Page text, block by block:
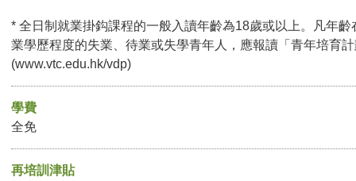
* 全日制就業掛鈎課程的一般入讀年齡為18歲或以上。凡年
業學歷程度的失業、待業或失學青年人，應報讀「青年培育
(www.vtc.edu.hk/vdp)
學費
全免
再培訓津貼